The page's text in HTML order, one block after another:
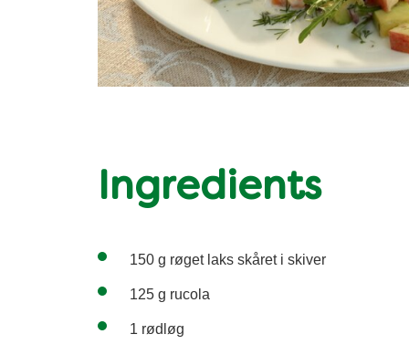
Ingredients
150 g røget laks skåret i skiver
125 g rucola
1 rødløg